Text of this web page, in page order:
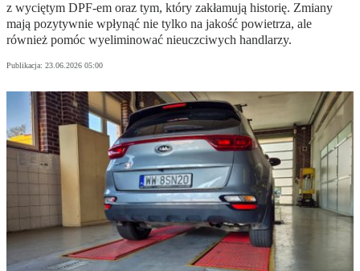
z wyciętym DPF-em oraz tym, który zakłamują historię. Zmiany
mają pozytywnie wpłynąć nie tylko na jakość powietrza, ale
również pomóc wyeliminować nieuczciwych handlarzy.
Publikacja: 23.06.2026 05:00